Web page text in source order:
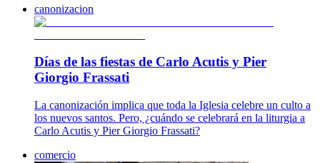
canonizacion
Días de las fiestas de Carlo Acutis y Pier
Giorgio Frassati
La canonización implica que toda la Iglesia celebre un culto a
los nuevos santos. Pero, ¿cuándo se celebrará en la liturgia a
Carlo Acutis y Pier Giorgio Frassati?
comercio